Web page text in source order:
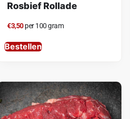
Rosbief Rollade
€3,50per 100 gram
Bestellen